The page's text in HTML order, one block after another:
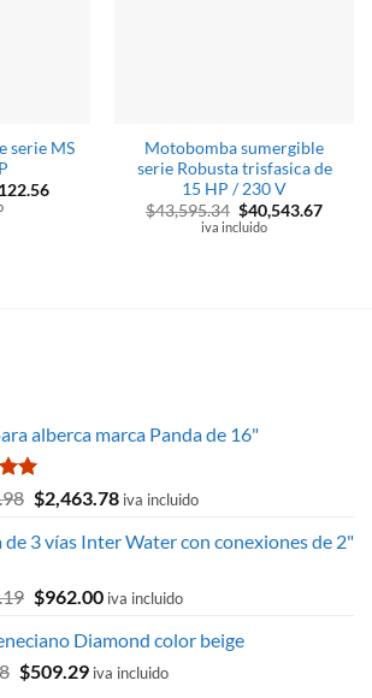
serie MS
El
Motobomba sumergible
serie Robusta trisfasica de
15 HP / 230 V
$43,595.34 El
precio
$40,543.67El
iva incluido
alberca marca Panda de 16"
El
original
$2,539.98.
$2,463.78El
actual
$2,463.78.
iva incluido
de 3 vías Inter Water con conexiones de 2"
El
original
era:
$962.00El
actual
es:
iva incluido
Diamond color beige
El
$509.29Eliva incluido